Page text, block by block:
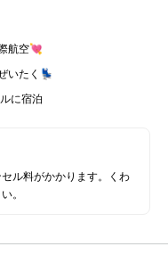
航空💘
いたく💺
に宿泊
ル料がかかります。くわ
。